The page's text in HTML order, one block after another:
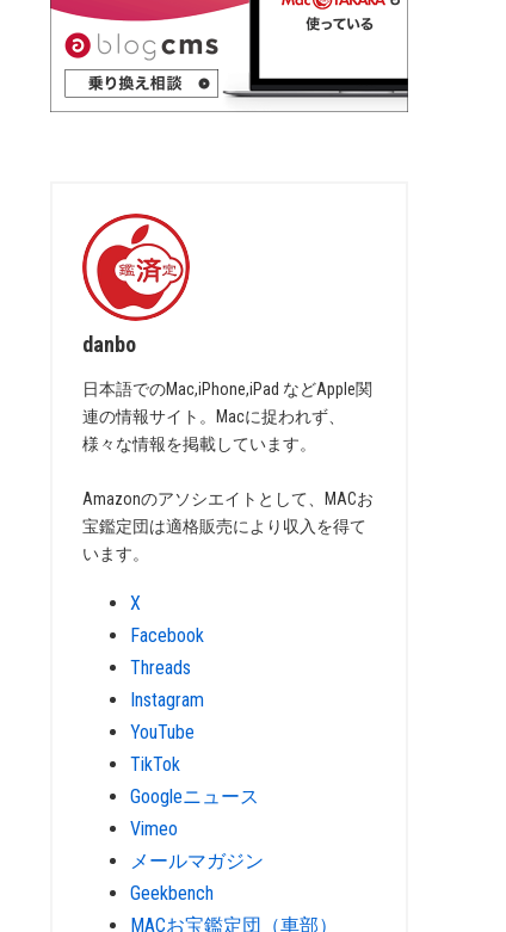
danbo
日本語でのMac,iPhone,iPad などApple関
連の情報サイト。Macに捉われず、
様々な情報を掲載しています。
Amazonのアソシエイトとして、MACお
宝鑑定団は適格販売により収入を得て
います。
X
Facebook
Threads
Instagram
YouTube
TikTok
Googleニュース
Vimeo
メールマガジン
Geekbench
MACお宝鑑定団（車部）